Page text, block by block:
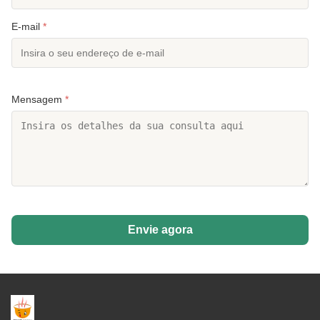
E-mail *
Mensagem *
Envie agora